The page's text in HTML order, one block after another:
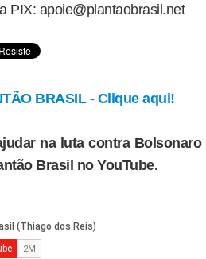
PIX: apoie@plantaobrasil.net
BRASIL - Clique aqui!
na luta contra
Brasil no YouTube.